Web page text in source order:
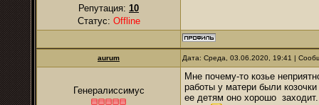
Репутация: 10
Статус: Offline
аurum Дата: Среда, 03.06.2020, 19:41 |
Генералиссимус
Мне почему-то козье
работы у матери были
ее детям оно хорошо